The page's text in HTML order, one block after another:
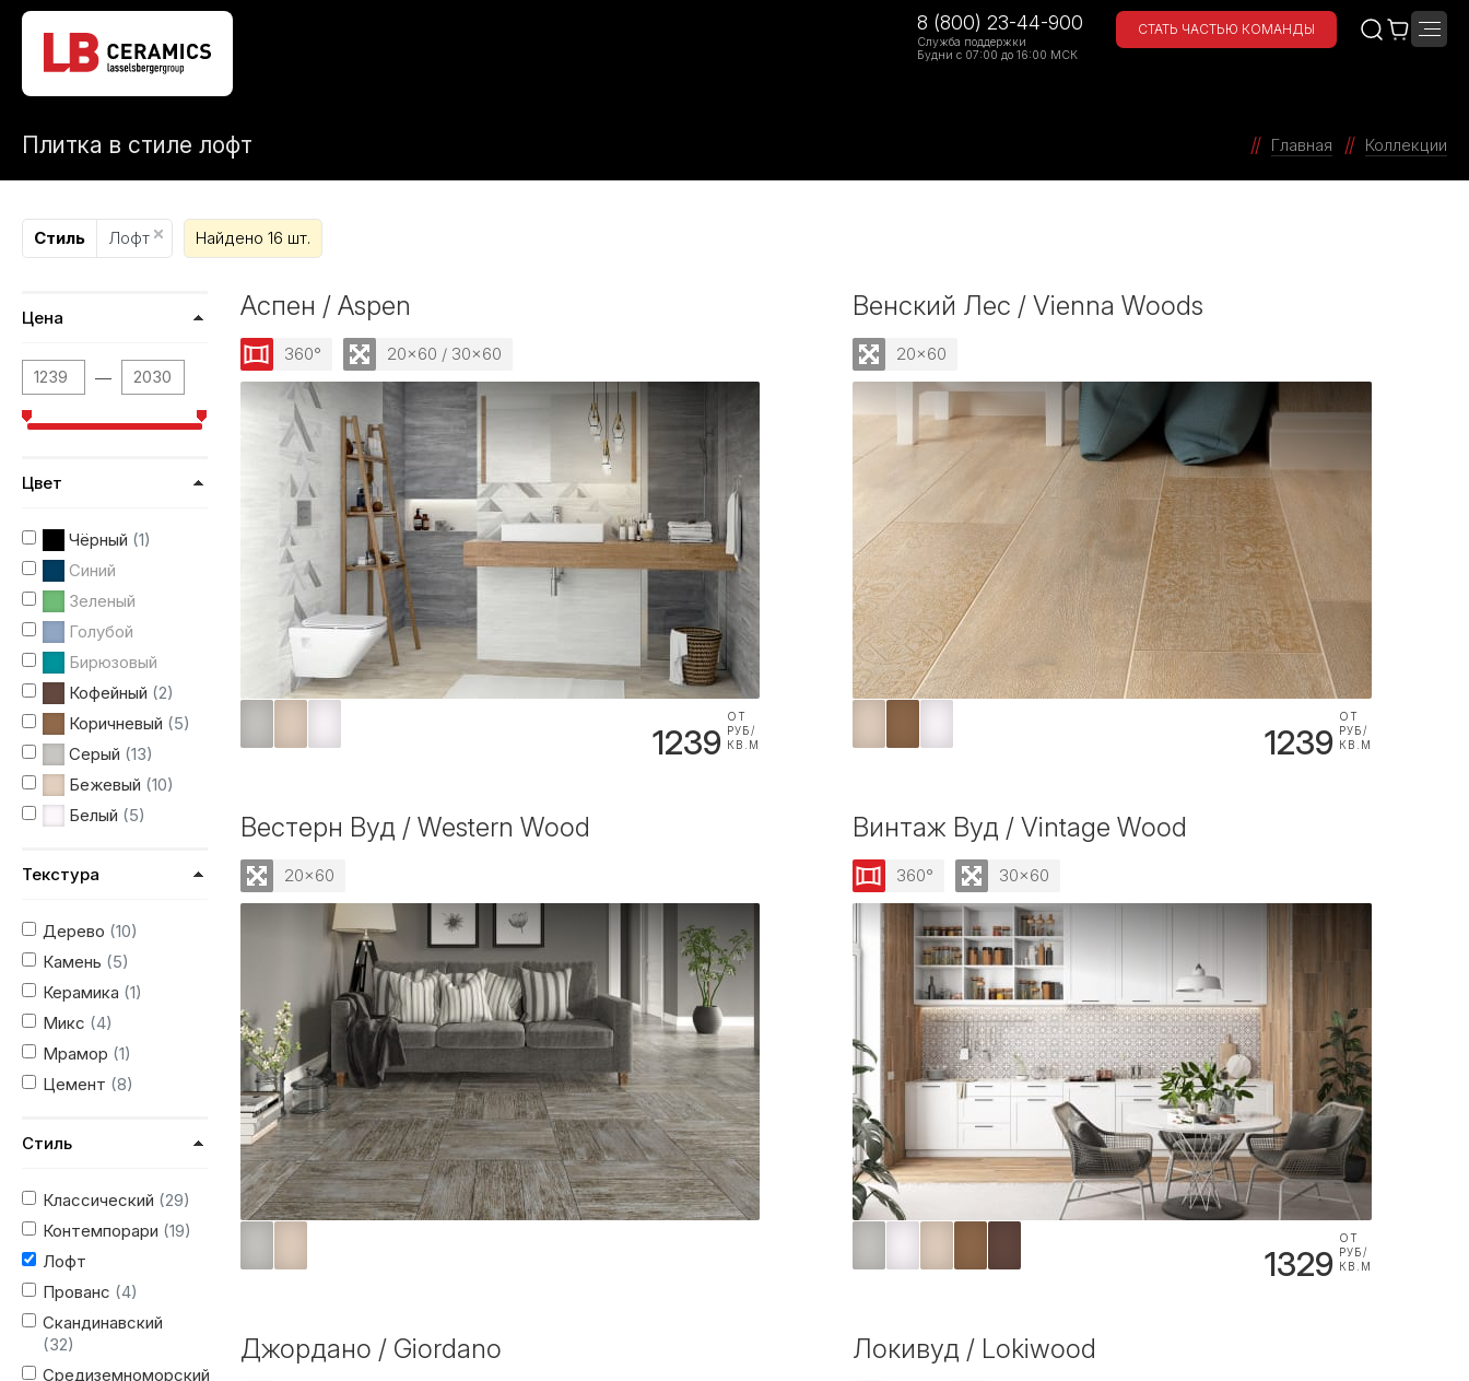
8 (800) 23-44-900
Служба поддержки
Будни с 07:00 до 16:00 МСК
СТАТЬ ЧАСТЬЮ КОМАНДЫ
Плитка в стиле лофт Главная Коллекции
Стиль Лофт Найдено 16 шт.
Аспен / Aspen
360° 20x60 / 30x60
1239
ОТ
РУБ/
КВ.М
Венский Лес / Vienna Woods
20x60
1239
ОТ
РУБ/
КВ.М
Вестерн Вуд / Western Wood
20x60
Винтаж Вуд / Vintage Wood
360° 30x60
1329
ОТ
РУБ/
КВ.М
Джордано / Giordano Локивуд / Lokiwood
Цена
—
Цвет
Чёрный (1)
Синий
Зеленый
Голубой
Бирюзовый
Кофейный (2)
Коричневый (5)
Серый (13)
Бежевый (10)
Белый (5)
Текстура
Дерево (10)
Камень (5)
Керамика (1)
Микс (4)
Мрамор (1)
Цемент (8)
Стиль
Классический (29)
Контемпорари (19)
Лофт
Прованс (4)
Скандинавский
(32)
Средиземноморский